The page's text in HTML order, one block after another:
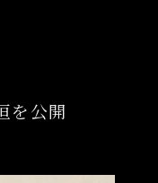
を公開